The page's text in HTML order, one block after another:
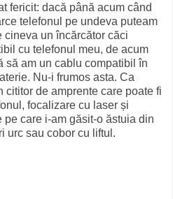
fericit: dacă până acum când
telefonul pe undeva puteam
cineva un încărcător căci
cu telefonul meu, de acum
să am un cablu compatibil în
Nu-i frumos asta. Ca
cititor de amprente care poate fi
focalizare cu laser și
pe care i-am găsit-o ăstuia din
urc sau cobor cu liftul.